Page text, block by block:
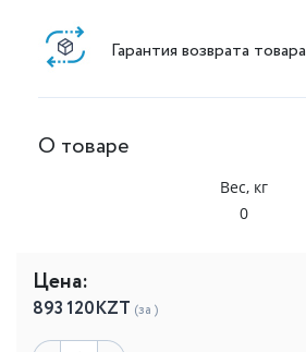
Гарантия возврата товара
О товаре
Вес, кг
0
Цена:
893 120KZT (за )